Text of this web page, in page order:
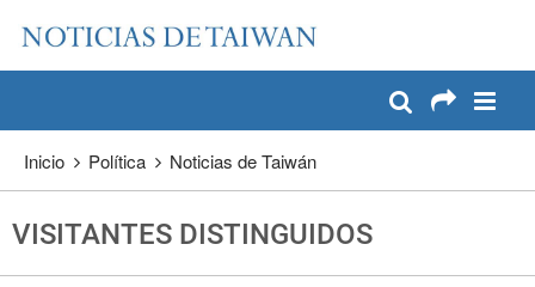
Pase a contenido principal
Inicio Política Noticias de Taiwán
VISITANTES DISTINGUIDOS